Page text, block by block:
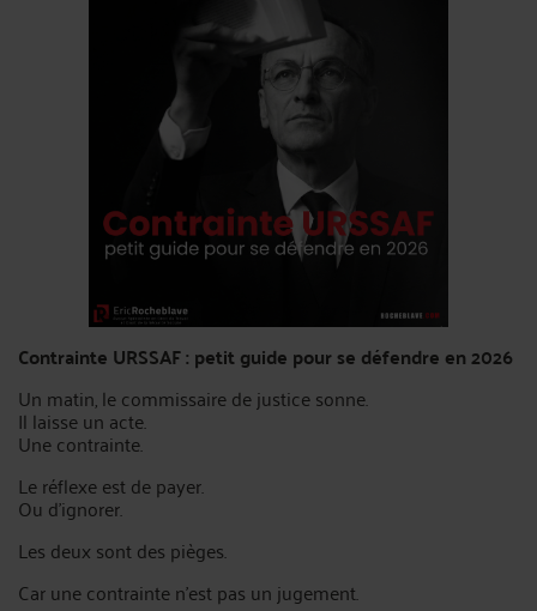
Contrainte URSSAF : petit guide pour se défendre en 2026
Un matin, le commissaire de justice sonne.
Il laisse un acte.
Une contrainte.
Le réflexe est de payer.
Ou d'ignorer.
Les deux sont des pièges.
Car une contrainte n'est pas un jugement.